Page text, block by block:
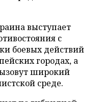
выступает
с
боевых действий
городах, а
широкий
среде.